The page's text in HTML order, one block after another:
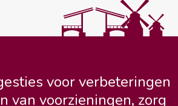
voor verbeteringen
van voorzieningen, zorg